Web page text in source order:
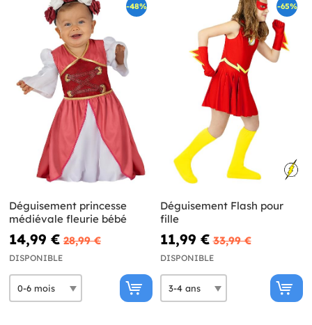
-48%
Déguisement princesse
médiévale fleurie bébé
14,99 € 28,99 €
DISPONIBLE
-65%
Déguisement Flash pour
fille
11,99 € 33,99 €
DISPONIBLE